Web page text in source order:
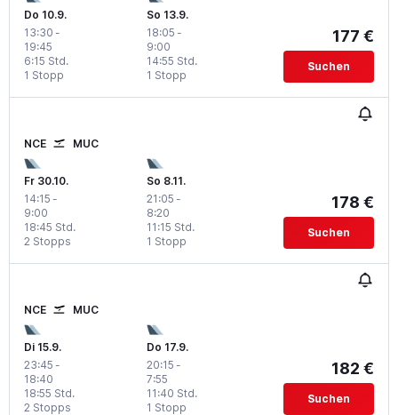
Do 10.9.
13:30 -
19:45
1 Stopp
6:15 Std.
So 13.9.
18:05 -
9:00
1 Stopp
14:55 Std.
177 €
Suchen
NCE MUC
Fr 30.10.
14:15 -
9:00
2 Stopps
18:45 Std.
So 8.11.
21:05 -
8:20
1 Stopp
11:15 Std.
178 €
Suchen
NCE MUC
Di 15.9.
23:45 -
18:40
2 Stopps
18:55 Std.
Do 17.9.
20:15 -
7:55
1 Stopp
11:40 Std.
182 €
Suchen